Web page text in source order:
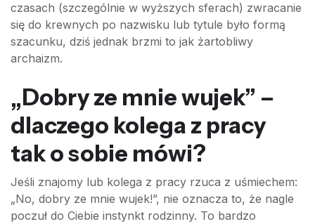
czasach (szczególnie w wyższych sferach) zwracanie
się do krewnych po nazwisku lub tytule było formą
szacunku, dziś jednak brzmi to jak żartobliwy
archaizm.
„Dobry ze mnie wujek” –
dlaczego kolega z pracy
tak o sobie mówi?
Jeśli znajomy lub kolega z pracy rzuca z uśmiechem:
„No, dobry ze mnie wujek!”, nie oznacza to, że nagle
poczuł do Ciebie instynkt rodzinny. To bardzo